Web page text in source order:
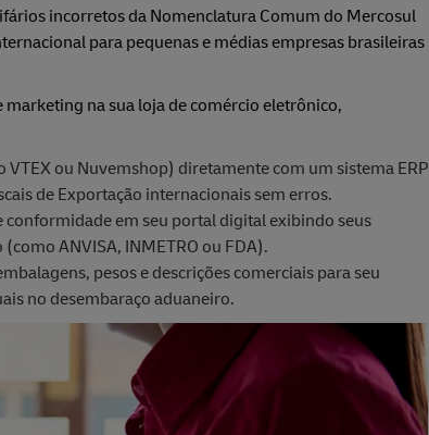
incorretos da Nomenclatura Comum do Mercosul
para pequenas e médias empresas brasileiras
na sua loja de comércio eletrônico,
ou Nuvemshop) diretamente com um sistema ERP
de Exportação internacionais sem erros.
em seu portal digital exibindo seus
ANVISA, INMETRO ou FDA).
pesos e descrições comerciais para seu
no desembaraço aduaneiro.